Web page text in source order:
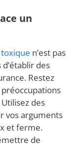
un
n’est pas
des
Restez
des
vos arguments
et ferme.
de